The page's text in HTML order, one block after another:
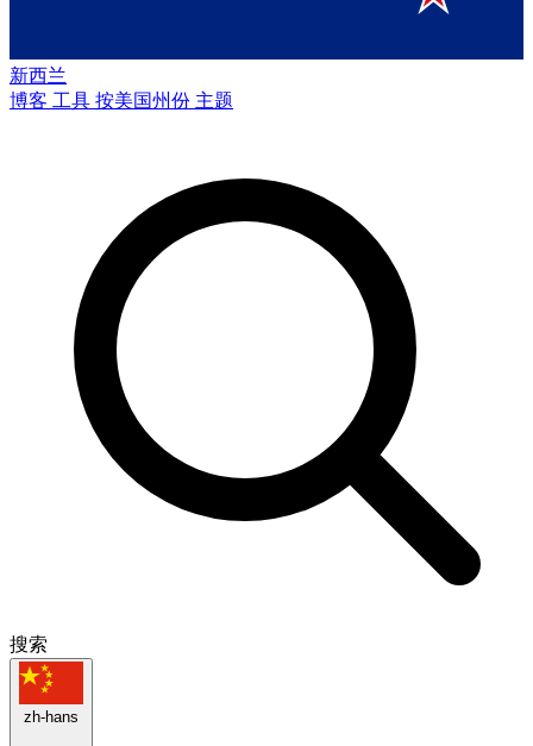
新西兰
博客 工具 按美国州份 主题
搜索
zh-hans